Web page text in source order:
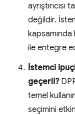
değildir.
kapsamında
ile entegre
İstemci
geçerli?
temel
seçimini